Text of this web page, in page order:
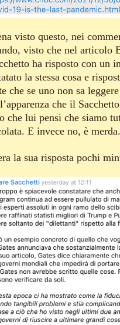
visto questo, nei
visto che nel articolo
ha risposto con un
la stessa cosa e
che se uno non sa
che il
che lui pensi che siamo
E invece no, è
la sua risposta pochi